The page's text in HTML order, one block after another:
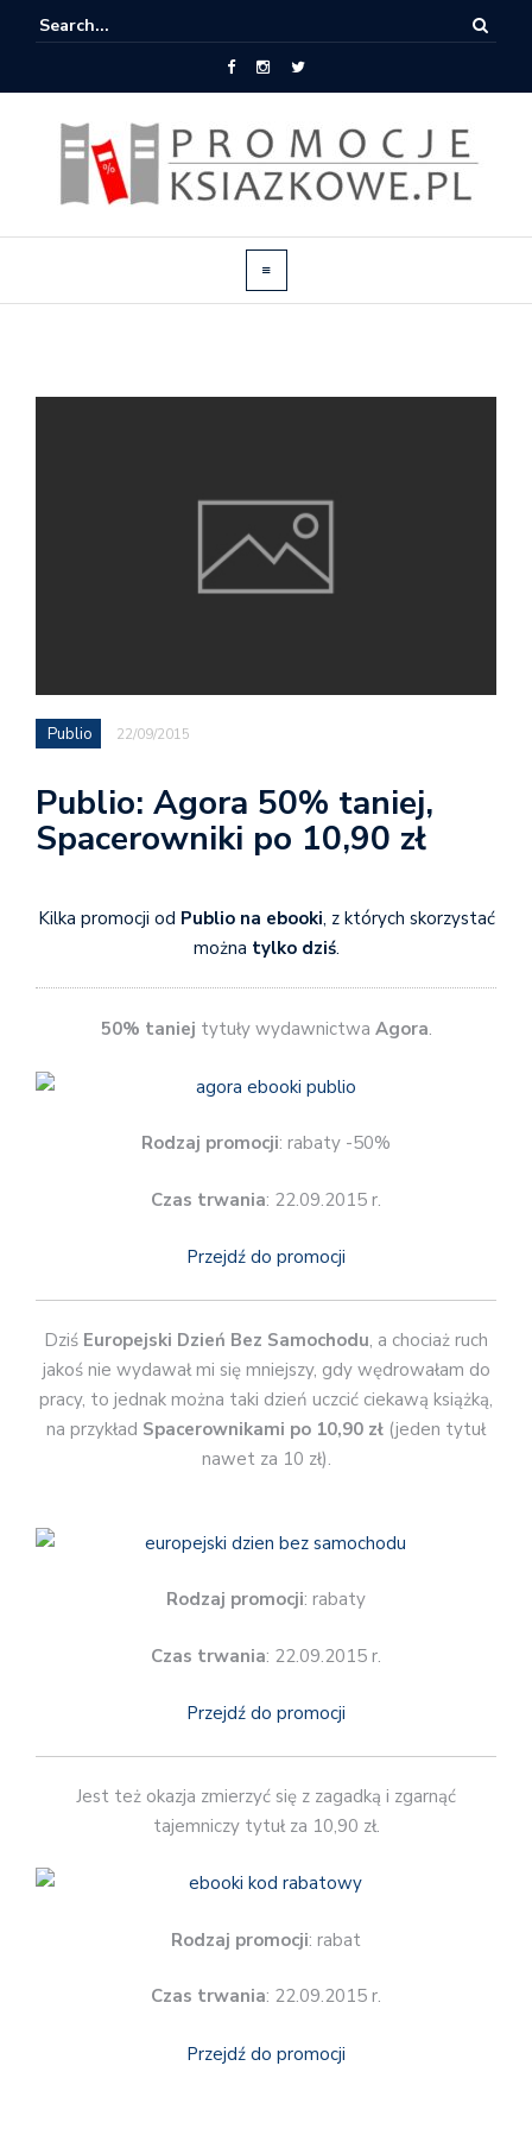
Publio 22/09/2015
Publio: Agora 50% taniej,
Spacerowniki po 10,90 zł
Kilka promocji od Publio na ebooki, z których skorzystać
można tylko dziś.
50% taniej tytuły wydawnictwa Agora.
Rodzaj promocji: rabaty -50%
Czas trwania: 22.09.2015 r.
Przejdź do promocji
Dziś Europejski Dzień Bez Samochodu, a chociaż ruch
jakoś nie wydawał mi się mniejszy, gdy wędrowałam do
pracy, to jednak można taki dzień uczcić ciekawą książką,
na przykład Spacerownikami po 10,90 zł (jeden tytuł
nawet za 10 zł).
Rodzaj promocji: rabaty
Czas trwania: 22.09.2015 r.
Przejdź do promocji
Jest też okazja zmierzyć się z zagadką i zgarnąć
tajemniczy tytuł za 10,90 zł.
Rodzaj promocji: rabat
Czas trwania: 22.09.2015 r.
Przejdź do promocji